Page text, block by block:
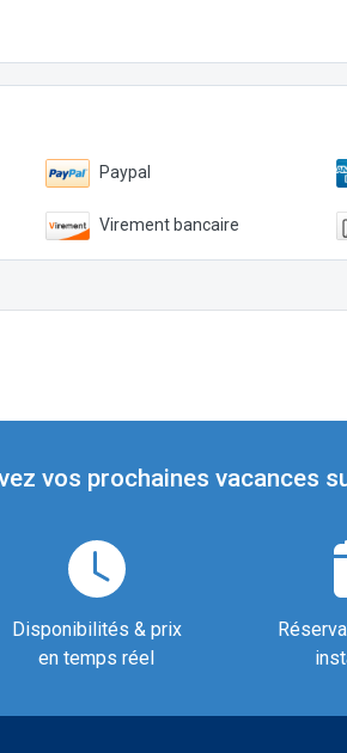
Paypal
Virement bancaire
vos prochaines vacances
Disponibilités & prix
en temps réel